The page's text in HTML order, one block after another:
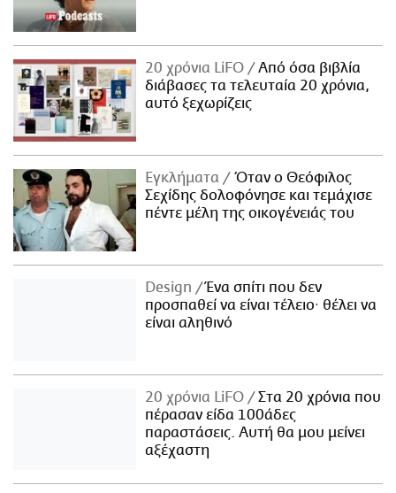
20 χρόνια LiFO
Από όσα βιβλία
διάβασες τα τελευταία 20 χρόνια,
αυτό ξεχωρίζεις
Εγκλήματα
Όταν ο Θεόφιλος
Σεχίδης δολοφόνησε και τεμάχισε
πέντε μέλη της οικογένειάς του
Design
Ένα σπίτι που δεν
προσπαθεί να είναι τέλειο· θέλει να
είναι αληθινό
20 χρόνια LiFO
Στα 20 χρόνια που
πέρασαν είδα 100άδες
παραστάσεις. Αυτή θα μου μείνει
αξέχαστη